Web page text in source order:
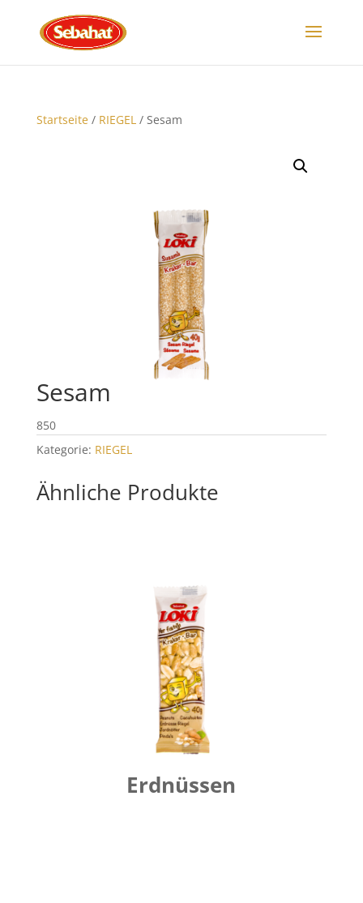
Startseite/ RIEGEL/ Sesam
Sesam
850
Kategorie: RIEGEL
Ähnliche Produkte
Erdnüssen